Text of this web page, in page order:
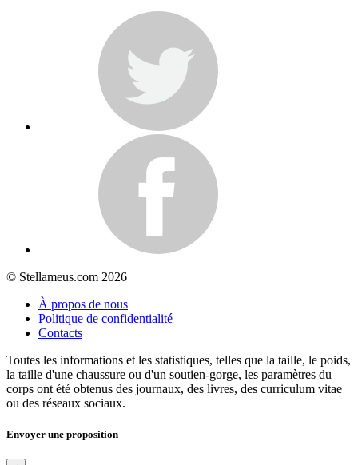
© Stellameus.com 2026
À propos de nous
Politique de confidentialité
Contacts
Toutes les informations et les statistiques, telles que la taille, le poids,
la taille d'une chaussure ou d'un soutien-gorge, les paramètres du
corps ont été obtenus des journaux, des livres, des curriculum vitae
ou des réseaux sociaux.
Envoyer une proposition